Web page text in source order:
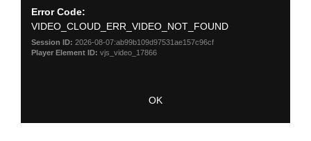
modal
window.
Error Code:
VIDEO_CLOUD_ERR_VIDEO_NOT_FOUND
Session ID: 2026-08-07:ab99b109d97531ae157c96cf
Player Element ID: vjs_video_17866
OK